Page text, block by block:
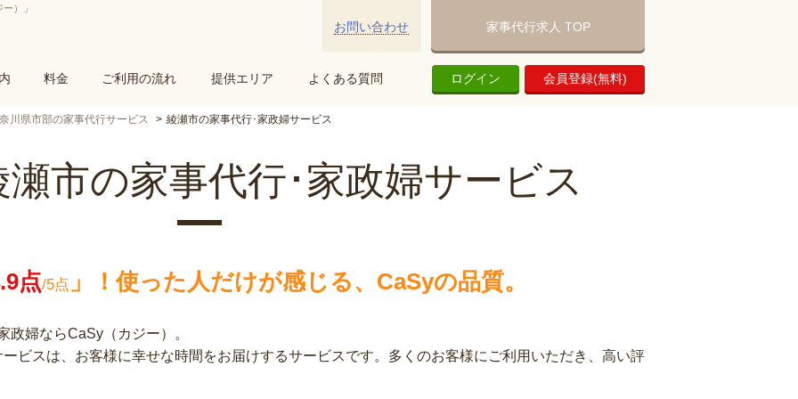
）」
料金 ご利用の流れ 提供エリア よくある質問 ログイン 会員登録(無料)
お問い合わせ 家事代行求人 TOP
川県市部の家事代行サービス 綾瀬市の家事代行･家政婦サービス
市の家事代行･家政婦サービス
点/5点 」！使った人だけが感じる、CaSyの品質。
政婦ならCaSy（カジー）。
ビスは、お客様に幸せな時間をお届けするサービスです。多くのお客様にご利用いただき、高い評